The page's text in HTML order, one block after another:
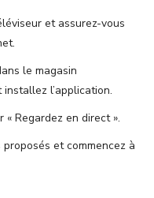
et assurez-vous
le magasin
l’application.
Regardez en direct ».
et commencez à